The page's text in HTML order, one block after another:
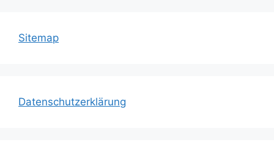
Sitemap
Datenschutzerklärung